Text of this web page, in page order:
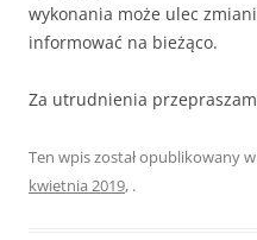
wykonania może ulec
informować na bieżąco.
Za utrudnienia
Ten wpis został opublikowany w
kwietnia 2019, .